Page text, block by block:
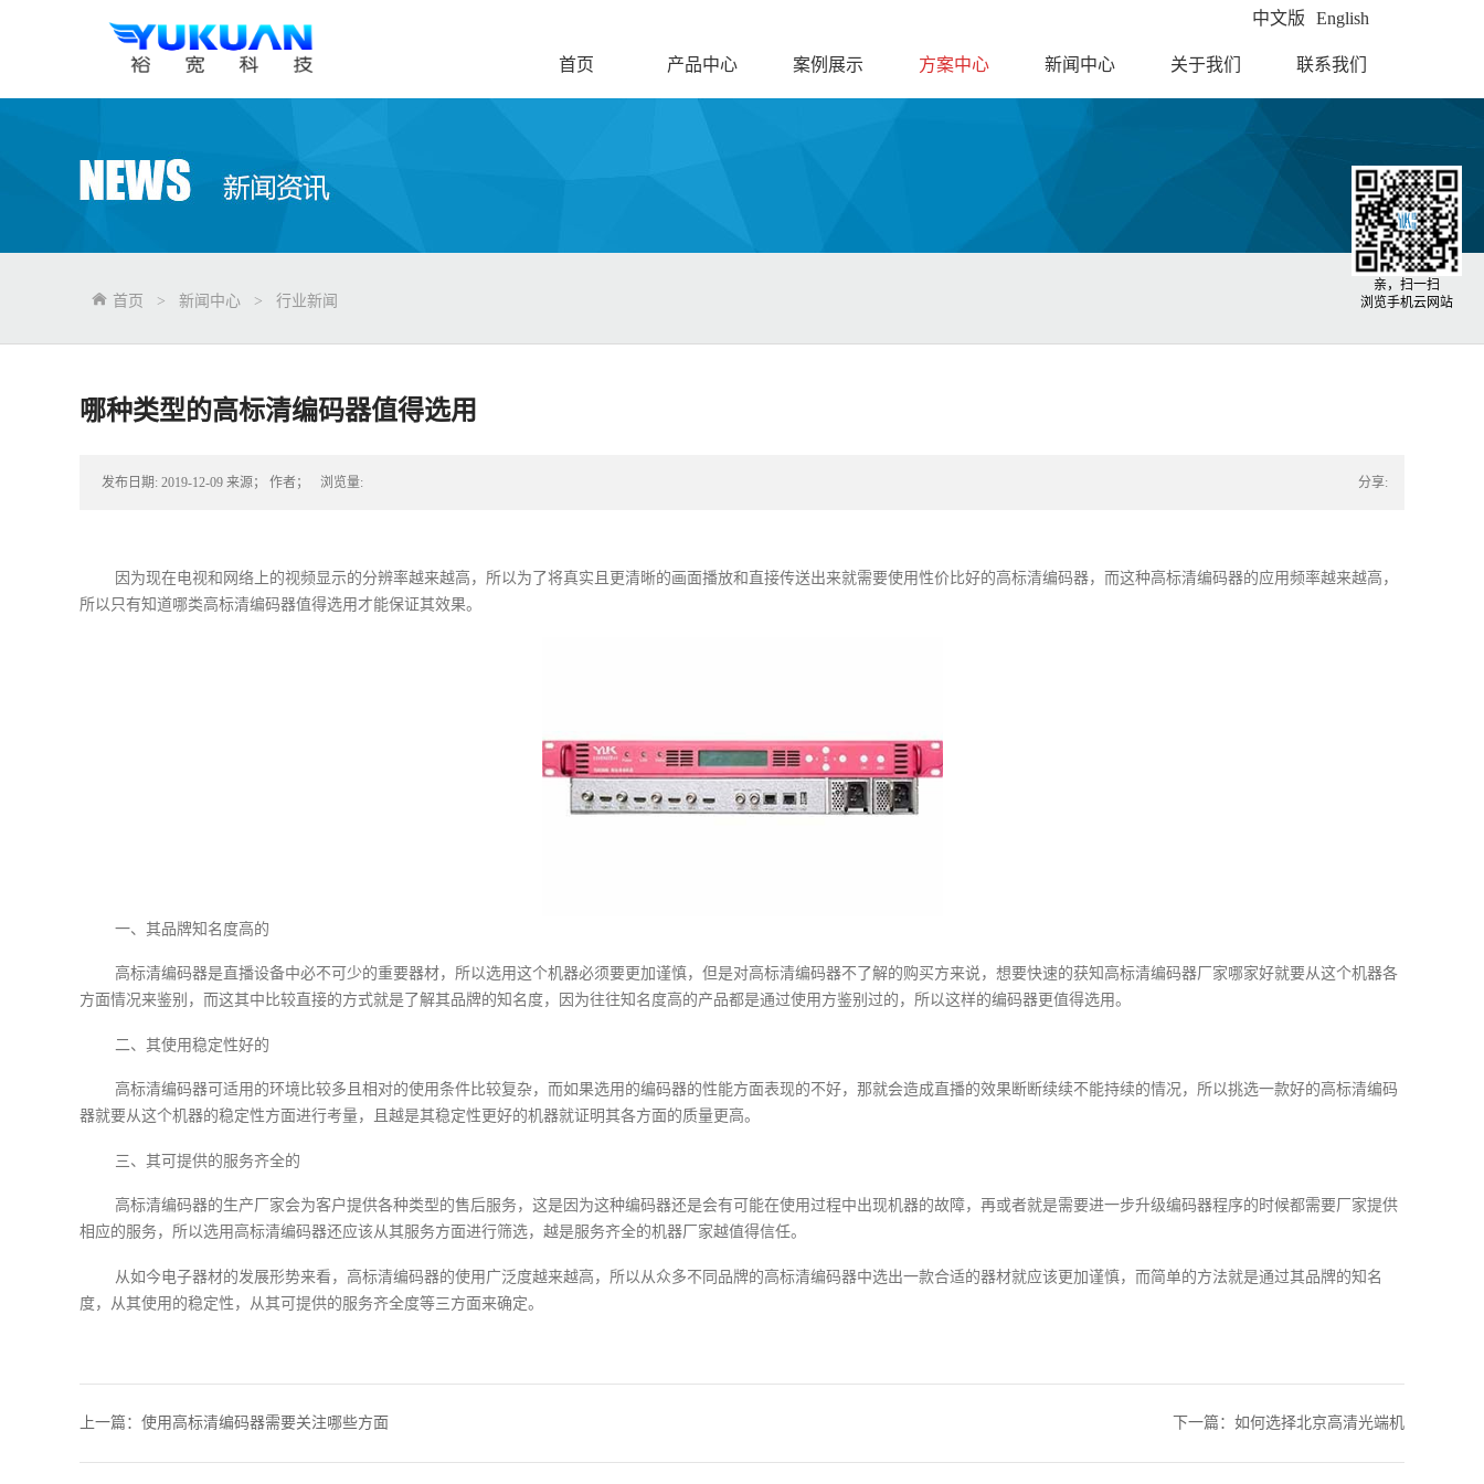
中文版 English
首页 产品中心 案例展示 方案中心 新闻中心 关于我们 联系我们
首页 > 新闻中心 > 行业新闻
哪种类型的高标清编码器值得选用
发布日期: 2019-12-09 来源； 作者； 浏览量: 分享:
因为现在电视和网络上的视频显示的分辨率越来越高，所以为了将真实且更清晰的画面播放和直接传送出来就需要使用性价比好的高标清编码器，而这种高标清编码器的应用频率越来越高，
所以只有知道哪类高标清编码器值得选用才能保证其效果。
一、其品牌知名度高的
高标清编码器是直播设备中必不可少的重要器材，所以选用这个机器必须要更加谨慎，但是对高标清编码器不了解的购买方来说，想要快速的获知高标清编码器厂家哪家好就要从这个机器各
方面情况来鉴别，而这其中比较直接的方式就是了解其品牌的知名度，因为往往知名度高的产品都是通过使用方鉴别过的，所以这样的编码器更值得选用。
二、其使用稳定性好的
高标清编码器可适用的环境比较多且相对的使用条件比较复杂，而如果选用的编码器的性能方面表现的不好，那就会造成直播的效果断断续续不能持续的情况，所以挑选一款好的高标清编码
器就要从这个机器的稳定性方面进行考量，且越是其稳定性更好的机器就证明其各方面的质量更高。
三、其可提供的服务齐全的
高标清编码器的生产厂家会为客户提供各种类型的售后服务，这是因为这种编码器还是会有可能在使用过程中出现机器的故障，再或者就是需要进一步升级编码器程序的时候都需要厂家提供
相应的服务，所以选用高标清编码器还应该从其服务方面进行筛选，越是服务齐全的机器厂家越值得信任。
从如今电子器材的发展形势来看，高标清编码器的使用广泛度越来越高，所以从众多不同品牌的高标清编码器中选出一款合适的器材就应该更加谨慎，而简单的方法就是通过其品牌的知名
度，从其使用的稳定性，从其可提供的服务齐全度等三方面来确定。
上一篇： 使用高标清编码器需要关注哪些方面 下一篇： 如何选择北京高清光端机
亲，扫一扫
浏览手机云网站